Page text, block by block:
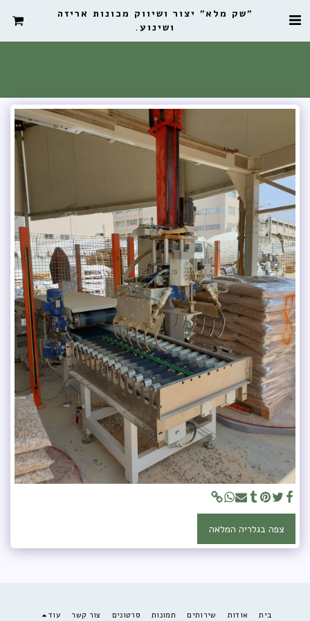
"שק מלא" יצור ושיווק מכונות אריזה
ושינוע.
צפה בגלריה המלאה
בית אודות שירותים תמונות סרטונים צור קשר עוד